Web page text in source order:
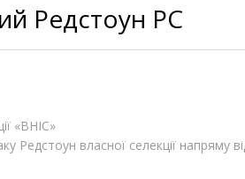
Редстоун РС
«ВНІС»
Редстоун власної селекції напряму